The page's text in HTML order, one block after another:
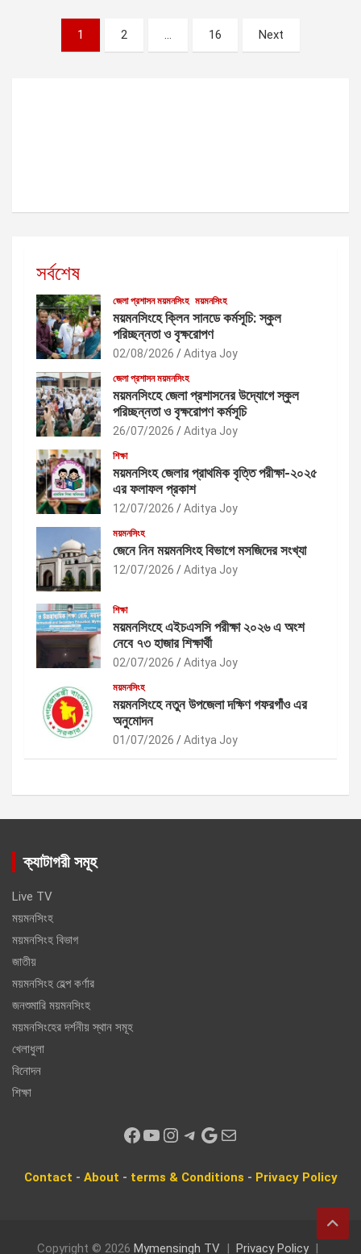
g
1 2 … 16 Next
সর্বশেষ
জেলা প্রশাসন ময়মনসিংহ ময়মনসিংহ
ময়মনসিংহে ক্লিন সানডে কর্মসূচি: স্কুল
পরিচ্ছন্নতা ও বৃক্ষরোপণ
02/08/2026 Aditya Joy
জেলা প্রশাসন ময়মনসিংহ
ময়মনসিংহে জেলা প্রশাসনের উদ্যোগে স্কুল
পরিচ্ছন্নতা ও বৃক্ষরোপণ কর্মসূচি
26/07/2026 Aditya Joy
শিক্ষা
ময়মনসিংহ জেলার প্রাথমিক বৃত্তি পরীক্ষা-২০২৫
এর ফলাফল প্রকাশ
12/07/2026 Aditya Joy
ময়মনসিংহ
জেনে নিন ময়মনসিংহ বিভাগে মসজিদের সংখ্যা
12/07/2026 Aditya Joy
শিক্ষা
ময়মনসিংহে এইচএসসি পরীক্ষা ২০২৬ এ অংশ
নেবে ৭৩ হাজার শিক্ষার্থী
02/07/2026 Aditya Joy
ময়মনসিংহ
ময়মনসিংহে নতুন উপজেলা দক্ষিণ গফরগাঁও এর
অনুমোদন
01/07/2026 Aditya Joy
ক্যাটাগরী সমূহ
Live TV
ময়মনসিংহ
ময়মনসিংহ বিভাগ
জাতীয়
ময়মনসিংহ হেল্প কর্ণার
জনশুমারি ময়মনসিংহ
ময়মনসিংহের দর্শনীয় স্থান সমূহ
খেলাধুলা
বিনোদন
শিক্ষা
Facebook YouTube Instagram Telegram Google Mail
Contact - About - terms & Conditions - Privacy Policy
Copyright © 2026 Mymensingh TV Privacy Policy